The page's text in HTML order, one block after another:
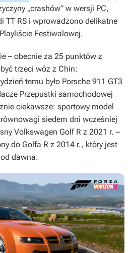
„crashów” w wersji PC,
TT RS i wprowadzono delikatne
Festiwalowej.
– obecnie za 25 punktów z
trzeci wóz z Chin:
temu było Porsche 911 GT3
Przepustki samochodowej
ciekawsze: sportowy model
siedem dni wcześniej
Volkswagen Golf R z 2021 r. –
do Golfa R z 2014 r., który jest
dawna.